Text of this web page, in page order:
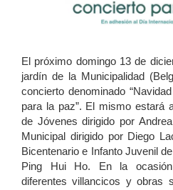
El próximo domingo 13 de
jardín de la Municipalidad
concierto denominado
para la paz”. El mismo estará
de Jóvenes dirigido por
Municipal dirigido por Diego
Bicentenario e Infanto Juvenil
Ping Hui Ho. En la
diferentes villancicos y obras